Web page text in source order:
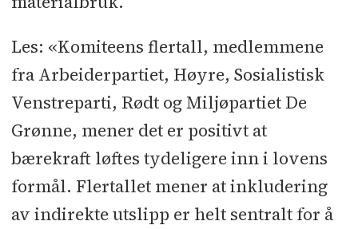
Les: «Komiteens flertall, medlemmene
fra Arbeiderpartiet, Høyre, Sosialistisk
Venstreparti, Rødt og Miljøpartiet De
Grønne, mener det er positivt at
bærekraft løftes tydeligere inn i lovens
formål. Flertallet mener at inkludering
av indirekte utslipp er helt sentralt for å